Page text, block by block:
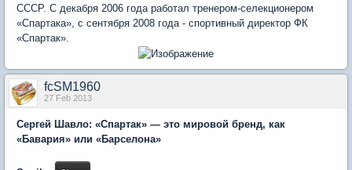
СССР. С декабря 2006 года работал тренером-селекционером
«Спартака», с сентября 2008 года - спортивный директор ФК
«Спартак».
fcSM1960
27 Feb 2013
Сергей Шавло: «Спартак» — это мировой бренд, как
«Бавария» или «Барселона»